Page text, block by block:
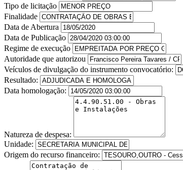
Tipo de licitação
Finalidade
Data de Abertura
Data de Publicação
Regime de execução
Autoridade que autorizou
Veículos de divulgação do instrumento convocatório:
Resultado:
Data homologação:
Natureza de despesa:
Unidade:
Origem do recurso financeiro: